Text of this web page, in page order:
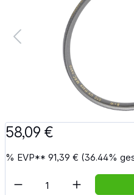
58,09 €
% EVP**91,39 € (36.44%
Artikel Anzahl: Gib